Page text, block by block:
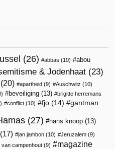
(26) abbas (10)
abou
& Jodenhaat (23)
apartheid (9) Auschwitz (10)
beveiliging (13)
brigitte herremans
conflict (10) fjo (14) gantman
(27) hans knoop (13)
(17) jan jambon (10) Jeruzalem (9)
van campenhout (9)
magazine